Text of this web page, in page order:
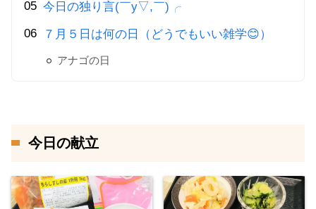
今日の独り言(￣y▽,￣)╭
７月５日は何の日（どうでもいい雑学😊）
アナゴの日
今日の献立